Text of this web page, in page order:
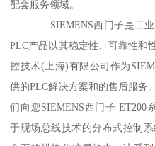
配套服务领域。
SIEMENS西门子是工业自
PLC产品以其稳定性、可靠性和
控技术(上海)有限公司作为
供的PLC解决方案和的售后服务
们向您SIEMENS西门子 ET200
于现场总线技术的分布式控制